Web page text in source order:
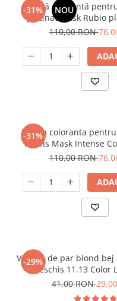
-31% NOU
Mască colorantă
platinat Mask Rubio
110,00 RON
-31%
Masca coloranta
intens Mask Intense
110,00 RON
-29%
Vopsea de par blond
deschis 11.13 Color
41,00 RON